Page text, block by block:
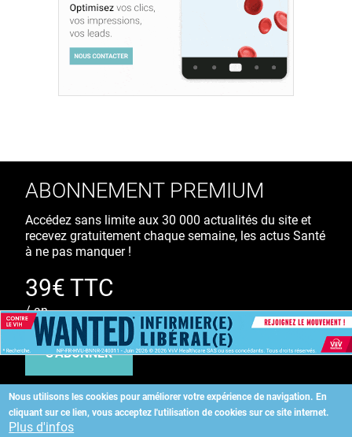
Nous utilisons les cookies pour améliorer votre expérience de navigation. En
cliquant sur ce lien, vous acceptez l'utilisation de cookies sur ce site internet.
Plus d'infos
ABONNEMENT PREMIUM
Accédez sans limite aux 30 000 actualités du site et
recevez gratuitement chaque semaine, les actus Santé
à ne pas manquer !
39€ TTC
/ an
S'ABONNER
Copyright©2026 ALLIEDHEALTH